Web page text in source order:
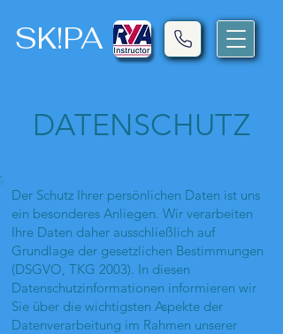
SK!PA
DATENSCHUTZ
Der Schutz Ihrer persönlichen Daten ist uns
ein besonderes Anliegen. Wir verarbeiten
Ihre Daten daher ausschließlich auf
Grundlage der gesetzlichen Bestimmungen
(DSGVO, TKG 2003). In diesen
Datenschutzinformationen informieren wir
Sie über die wichtigsten Aspekte der
Datenverarbeitung im Rahmen unserer